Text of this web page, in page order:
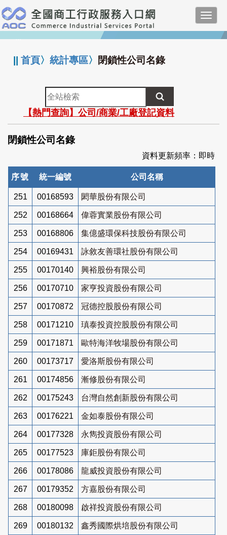
跳
到
主
要
:::
||首頁〉統計專區〉 閉鎖性公司名錄
全
站
檢
索
【熱門查詢】公司/商業/工廠登記資料
閉鎖性公司名錄
資料更新頻率：即時
序號 統一編號 公司名稱
251 00168593 閎華股份有限公司
252 00168664 偉蓉實業股份有限公司
253 00168806 集億盛環保科技股份有限公司
254 00169431 詠敘友善環社股份有限公司
255 00170140 興裕股份有限公司
256 00170710 家亨投資股份有限公司
257 00170872 冠德控股股份有限公司
258 00171210 瑱泰投資控股股份有限公司
259 00171871 歐特海洋牧場股份有限公司
260 00173717 愛洛斯股份有限公司
261 00174856 漸修股份有限公司
262 00175243 台灣自然創新股份有限公司
263 00176221 金如泰股份有限公司
264 00177328 永雋投資股份有限公司
265 00177523 庫鉅股份有限公司
266 00178086 龍威投資股份有限公司
267 00179352 方嘉股份有限公司
268 00180098 啟祥投資股份有限公司
269 00180132 鑫秀國際烘培股份有限公司